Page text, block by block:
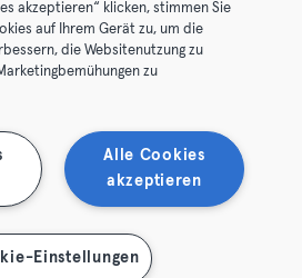
GmbH. All rights reserved.
Hier Verträge widerrufen
akzeptieren“ klicken, stimmen Sie
auf Ihrem Gerät zu, um die
die Websitenutzung zu
zu
Alle Cookies
akzeptieren
Einstellungen